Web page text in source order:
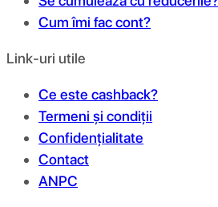
Cum îmi fac cont?
Link-uri utile
Ce este cashback?
Termeni și condiții
Confidențialitate
Contact
ANPC